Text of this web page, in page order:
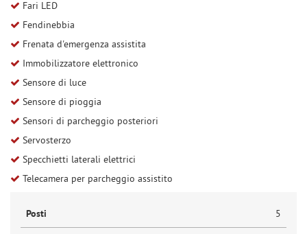
Fari LED
Fendinebbia
Frenata d'emergenza assistita
Immobilizzatore elettronico
Sensore di luce
Sensore di pioggia
Sensori di parcheggio posteriori
Servosterzo
Specchietti laterali elettrici
Telecamera per parcheggio assistito
Posti 5